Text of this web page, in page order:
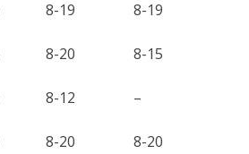
8-19 8-19
8-20 8-15
8-12 –
8-20 8-20